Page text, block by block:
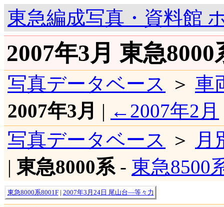
東急編成写真・資料館
2007年3月 東急
写真データベース ＞ 車
2007年3月 | ←2007年2月
写真データベース
＞
月
| 東急8000系- 東急8500
東急8000系8001F| 2007年3月24日 尾山台―等々力